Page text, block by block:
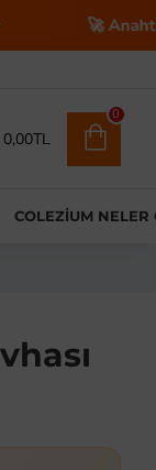
Anahtar Teslim E-
0
COLEZIUM NELER